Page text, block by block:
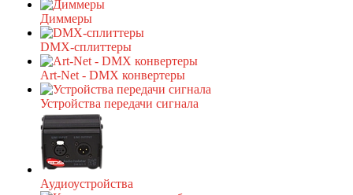
Диммеры
DMX-сплиттеры
Art-Net - DMX конвертеры
Устройства передачи сигнала
Аудиоустройства